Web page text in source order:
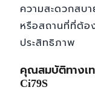
ความสะดวกสบา
หรือสถานที่ที่ต้อ
ประสิทธิภาพ
คุณสมบัติทางเ
Ci79S